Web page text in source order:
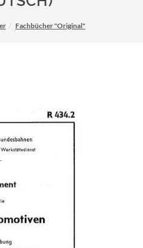
Fachbücher "Original"